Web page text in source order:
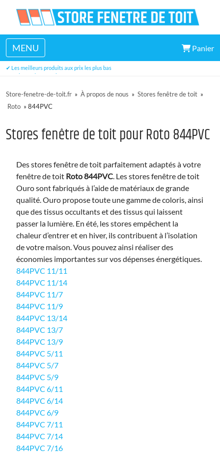
MENU Panier
✔ Un large choix de dimensions disponibles en stock
✔ Les meilleurs produits aux prix les plus bas
✔ Trois ans de garantie
Store-fenetre-de-toit.fr » À propos de nous » Stores fenêtre de toit »
Roto » 844PVC
Stores fenêtre de toit pour Roto 844PVC
Des stores fenêtre de toit parfaitement adaptés à votre
fenêtre de toit Roto 844PVC. Les stores fenêtre de toit
Ouro sont fabriqués à l’aide de matériaux de grande
qualité. Ouro propose toute une gamme de coloris, ainsi
que des tissus occultants et des tissus qui laissent
passer la lumière. En été, les stores empêchent la
chaleur d’entrer et en hiver, ils contribuent à l’isolation
de votre maison. Vous pouvez ainsi réaliser des
économies importantes sur vos dépenses énergétiques.
844PVC 11/11
844PVC 11/14
844PVC 11/7
844PVC 11/9
844PVC 13/14
844PVC 13/7
844PVC 13/9
844PVC 5/11
844PVC 5/7
844PVC 5/9
844PVC 6/11
844PVC 6/14
844PVC 6/9
844PVC 7/11
844PVC 7/14
844PVC 7/16